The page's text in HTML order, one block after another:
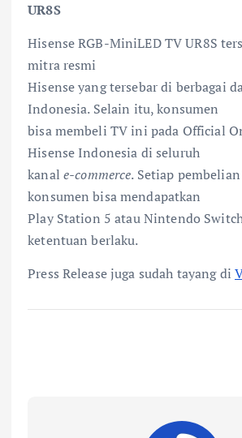
UR8S
Hisense RGB-MiniLED TV UR8S
mitra resmi
Hisense yang tersebar di berbagai
Indonesia. Selain itu, konsumen
bisa membeli TV ini pada Official
Hisense Indonesia di seluruh
kanal e-commerce. Setiap
konsumen bisa mendapatkan
Play Station 5 atau Nintendo
ketentuan berlaku.
Press Release juga sudah tayang di